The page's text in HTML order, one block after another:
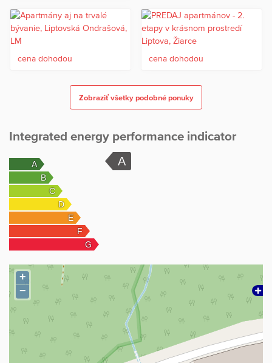
cena dohodou cena dohodou
Zobraziť všetky podobné ponuky
Integrated energy performance indicator
+
−